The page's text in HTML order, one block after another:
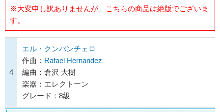
※大変申し訳ありませんが、こちらの商品は絶版でございま
す。
4
エル・クンバンチェロ
作曲： Rafael Hernandez
編曲：倉沢 大樹
楽器：エレクトーン
グレード：8級